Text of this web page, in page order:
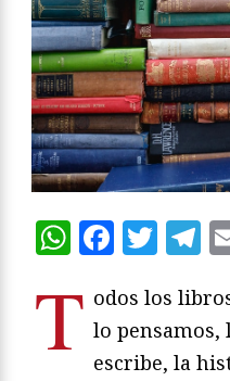
T odos los
lo pensamos,
escribe, la